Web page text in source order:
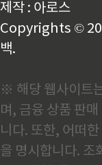
제작 : 아로스
Copyrights ©
백.
※ 해당 웹사이트
며, 금융 상품 판
니다. 또한, 어떠
을 명시합니다. 조